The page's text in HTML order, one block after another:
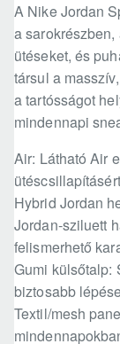
A Nike Jordan
a
ütéseket, és
társul a
a tartósságot
mindennapi
Air: Látható Air
Hybrid Jordan
Jordan-sziluett
felismerhető
Gumi külsőtalp:
biztosabb
Textil/mesh